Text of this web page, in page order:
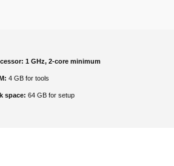
1 GHz, 2-core minimum
4 GB for tools
space: 64 GB for setup